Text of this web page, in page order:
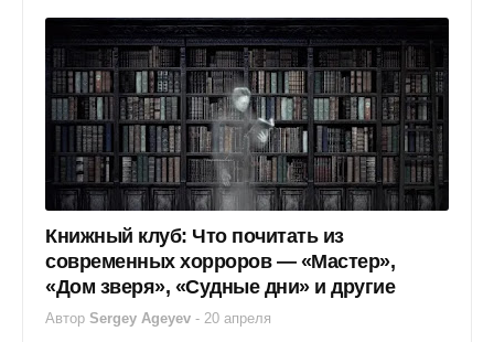
Книжный клуб: Что почитать из
современных хорроров — «Мастер»,
«Дом зверя», «Судные дни» и другие
Автор Sergey Ageyev - 20 апреля